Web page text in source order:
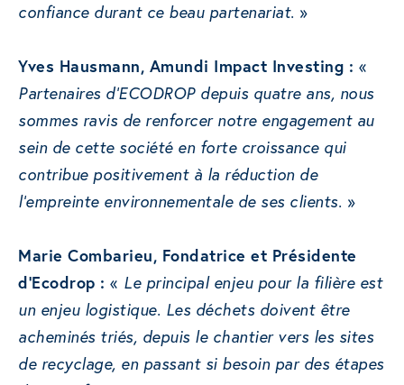
confiance durant ce beau partenariat. »
Yves Hausmann, Amundi Impact Investing : «
Partenaires d’ECODROP depuis quatre ans, nous
sommes ravis de renforcer notre engagement au
sein de cette société en forte croissance qui
contribue positivement à la réduction de
l’empreinte environnementale de ses clients. »
Marie Combarieu, Fondatrice et Présidente
d’Ecodrop : « Le principal enjeu pour la filière est
un enjeu logistique. Les déchets doivent être
acheminés triés, depuis le chantier vers les sites
de recyclage, en passant si besoin par des étapes